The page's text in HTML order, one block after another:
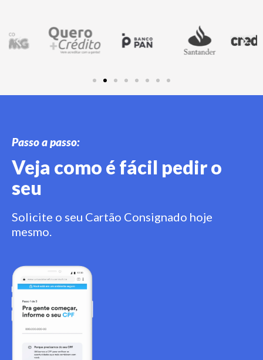
Passo a passo:
Veja como é fácil pedir o
seu
Solicite o seu Cartão Consignado hoje
mesmo.